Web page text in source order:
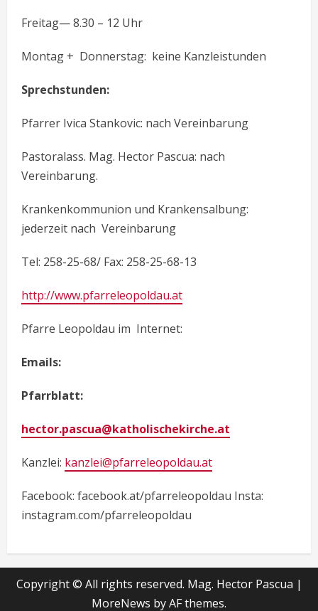
Freitag— 8.30 – 12 Uhr
Montag + Donnerstag: keine Kanzleistunden
Sprechstunden:
Pfarrer Ivica Stankovic: nach Vereinbarung
Pastoralass. Mag. Hector Pascua: nach
Vereinbarung.
Krankenkommunion und Krankensalbung:
jederzeit nach Vereinbarung
Tel: 258-25-68/ Fax: 258-25-68-13
http://www.pfarreleopoldau.at
Pfarre Leopoldau im Internet:
Emails:
Pfarrblatt:
hector.pascua@katholischekirche.at
Kanzlei: kanzlei@pfarreleopoldau.at
Facebook: facebook.at/pfarreleopoldau Insta:
instagram.com/pfarreleopoldau
Copyright © All rights reserved. Mag. Hector Pascua |
MoreNews by AF themes.